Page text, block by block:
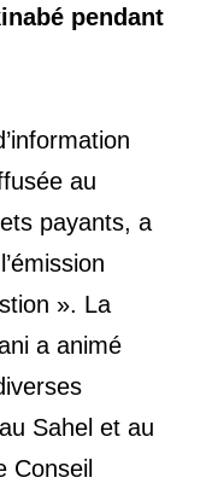
pendant
au
payants, a
». La
a animé
Sahel et au
Conseil